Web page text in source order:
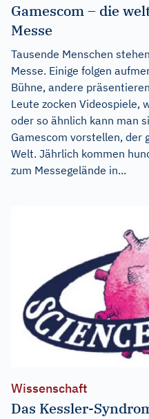
Gamescom – die
Messe
Tausende Menschen
Messe. Einige folgen
Bühne, andere
Leute zocken Videospiele,
oder so ähnlich kann man
Gamescom vorstellen, der
Welt. Jährlich kommen
zum Messegelände in...
Wissenschaft
Das Kessler-